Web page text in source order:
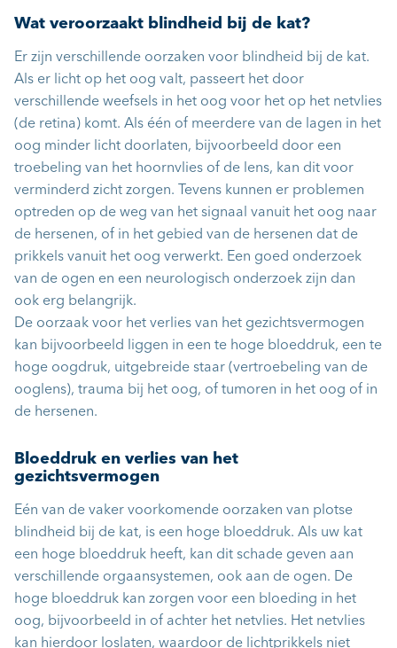
Wat veroorzaakt blindheid bij de kat?
Er zijn verschillende oorzaken voor blindheid bij de kat.
Als er licht op het oog valt, passeert het door
verschillende weefsels in het oog voor het op het netvlies
(de retina) komt. Als één of meerdere van de lagen in het
oog minder licht doorlaten, bijvoorbeeld door een
troebeling van het hoornvlies of de lens, kan dit voor
verminderd zicht zorgen. Tevens kunnen er problemen
optreden op de weg van het signaal vanuit het oog naar
de hersenen, of in het gebied van de hersenen dat de
prikkels vanuit het oog verwerkt. Een goed onderzoek
van de ogen en een neurologisch onderzoek zijn dan
ook erg belangrijk.
De oorzaak voor het verlies van het gezichtsvermogen
kan bijvoorbeeld liggen in een te hoge bloeddruk, een te
hoge oogdruk, uitgebreide staar (vertroebeling van de
ooglens), trauma bij het oog, of tumoren in het oog of in
de hersenen.
Bloeddruk en verlies van het
gezichtsvermogen
Eén van de vaker voorkomende oorzaken van plotse
blindheid bij de kat, is een hoge bloeddruk. Als uw kat
een hoge bloeddruk heeft, kan dit schade geven aan
verschillende orgaansystemen, ook aan de ogen. De
hoge bloeddruk kan zorgen voor een bloeding in het
oog, bijvoorbeeld in of achter het netvlies. Het netvlies
kan hierdoor loslaten, waardoor de lichtprikkels niet